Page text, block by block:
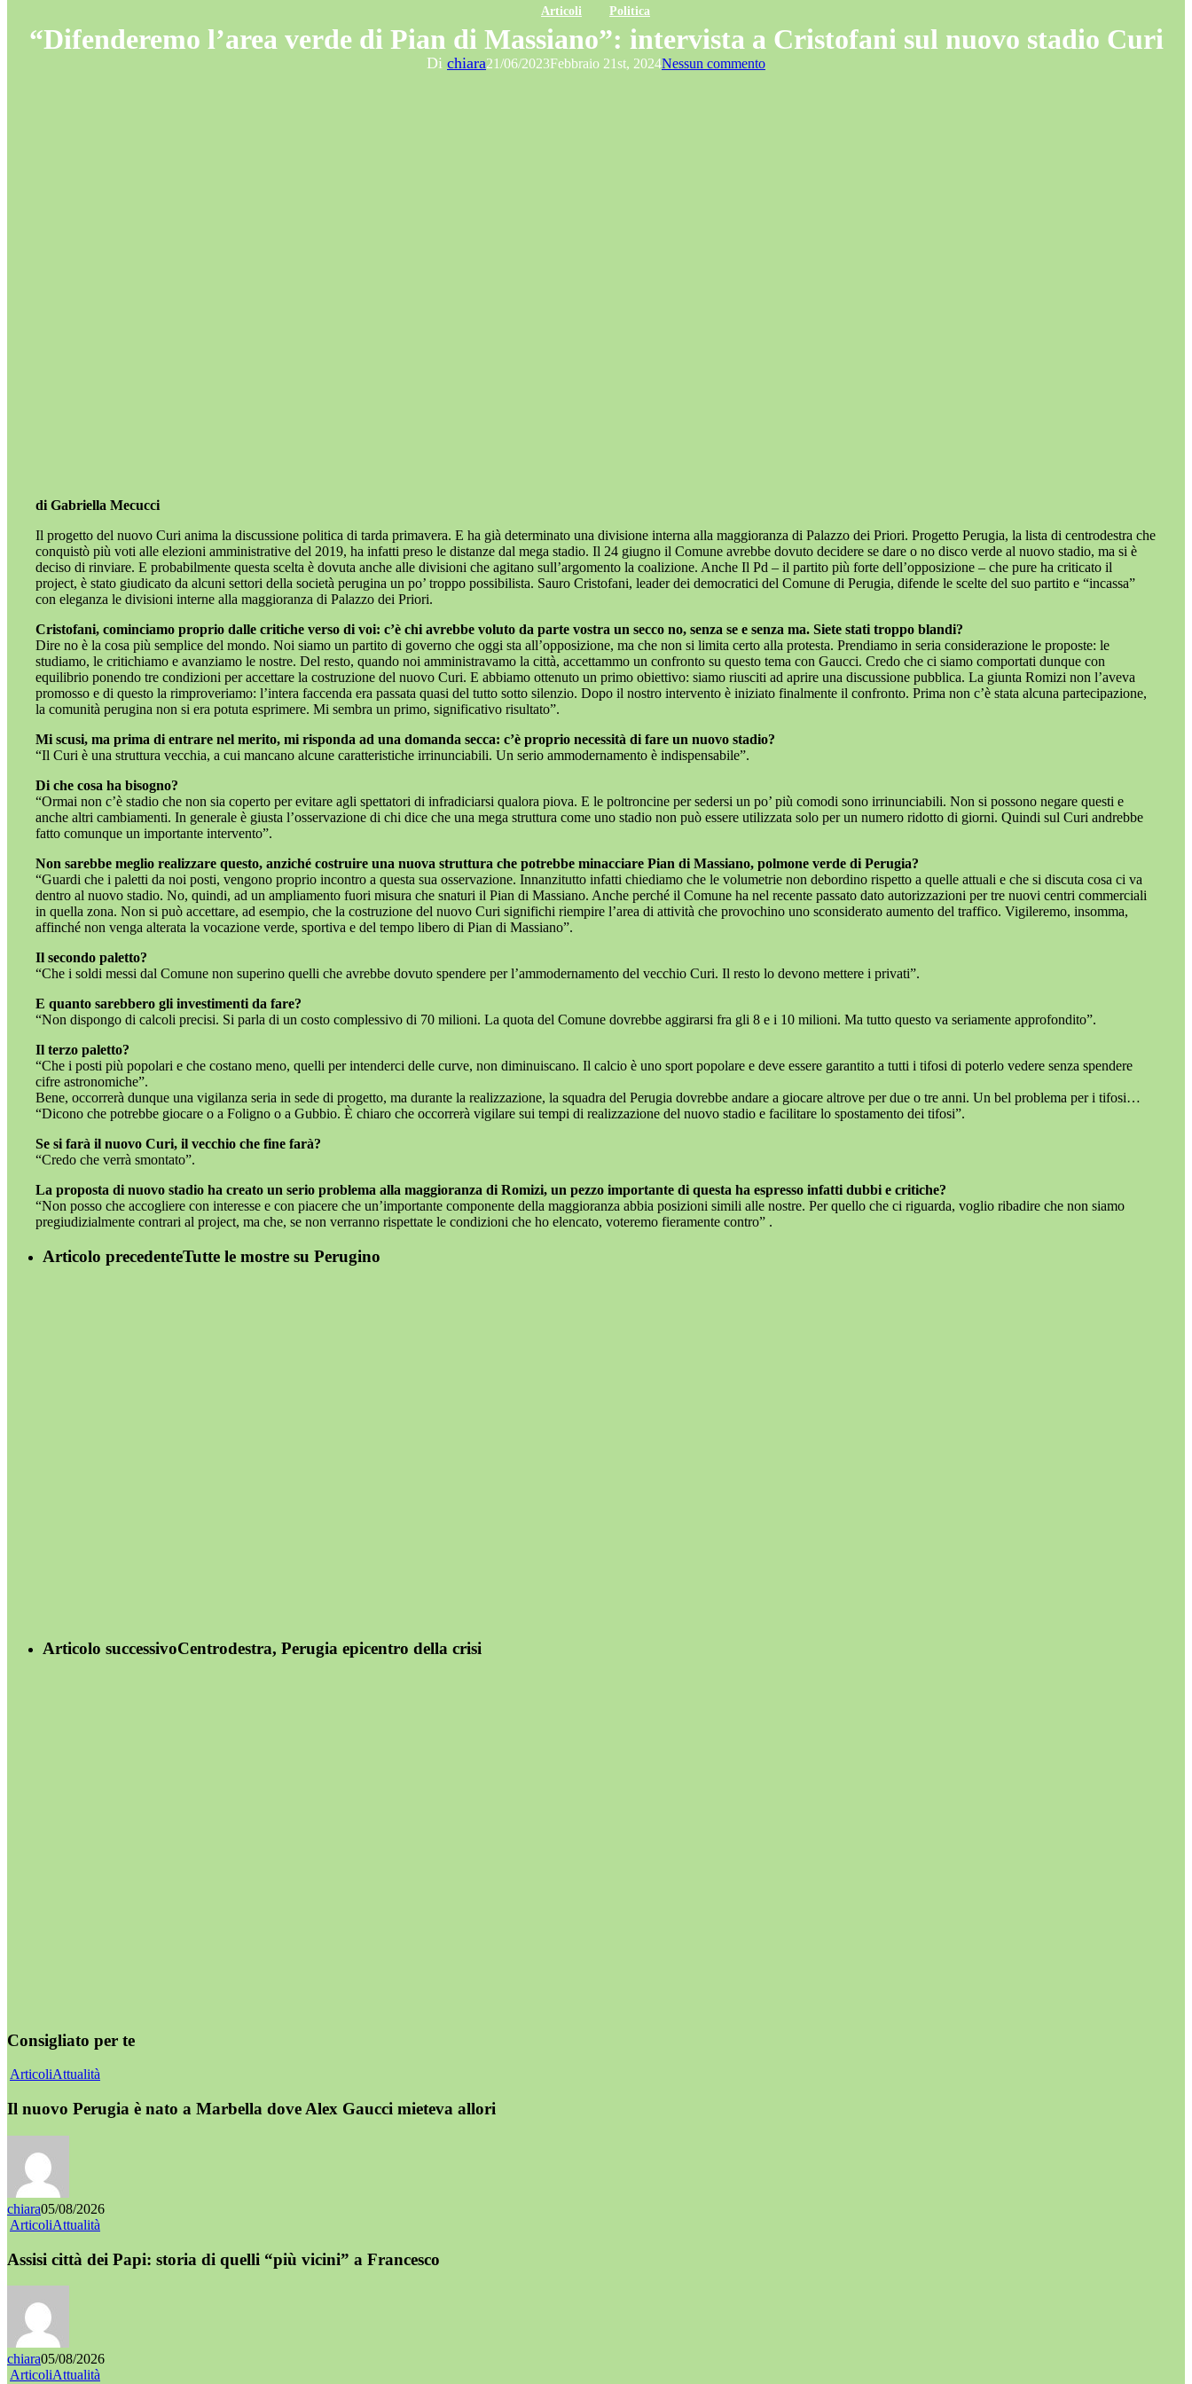
Articoli Politica
“Difenderemo l’area verde di Pian di Massiano”: intervista a Cristofani sul nuovo stadio Curi
Di chiara21/06/2023Febbraio 21st, 2024Nessun commento
di Gabriella Mecucci
Il progetto del nuovo Curi anima la discussione politica di tarda primavera. E ha già determinato una divisione interna alla maggioranza di Palazzo dei Priori. Progetto Perugia, la lista di centrodestra che
conquistò più voti alle elezioni amministrative del 2019, ha infatti preso le distanze dal mega stadio. Il 24 giugno il Comune avrebbe dovuto decidere se dare o no disco verde al nuovo stadio, ma si è
deciso di rinviare. E probabilmente questa scelta è dovuta anche alle divisioni che agitano sull’argomento la coalizione. Anche Il Pd – il partito più forte dell’opposizione – che pure ha criticato il
project, è stato giudicato da alcuni settori della società perugina un po’ troppo possibilista. Sauro Cristofani, leader dei democratici del Comune di Perugia, difende le scelte del suo partito e “incassa”
con eleganza le divisioni interne alla maggioranza di Palazzo dei Priori.
Cristofani, cominciamo proprio dalle critiche verso di voi: c’è chi avrebbe voluto da parte vostra un secco no, senza se e senza ma. Siete stati troppo blandi?
Dire no è la cosa più semplice del mondo. Noi siamo un partito di governo che oggi sta all’opposizione, ma che non si limita certo alla protesta. Prendiamo in seria considerazione le proposte: le
studiamo, le critichiamo e avanziamo le nostre. Del resto, quando noi amministravamo la città, accettammo un confronto su questo tema con Gaucci. Credo che ci siamo comportati dunque con
equilibrio ponendo tre condizioni per accettare la costruzione del nuovo Curi. E abbiamo ottenuto un primo obiettivo: siamo riusciti ad aprire una discussione pubblica. La giunta Romizi non l’aveva
promosso e di questo la rimproveriamo: l’intera faccenda era passata quasi del tutto sotto silenzio. Dopo il nostro intervento è iniziato finalmente il confronto. Prima non c’è stata alcuna partecipazione,
la comunità perugina non si era potuta esprimere. Mi sembra un primo, significativo risultato”.
Mi scusi, ma prima di entrare nel merito, mi risponda ad una domanda secca: c’è proprio necessità di fare un nuovo stadio?
“Il Curi è una struttura vecchia, a cui mancano alcune caratteristiche irrinunciabili. Un serio ammodernamento è indispensabile”.
Di che cosa ha bisogno?
“Ormai non c’è stadio che non sia coperto per evitare agli spettatori di infradiciarsi qualora piova. E le poltroncine per sedersi un po’ più comodi sono irrinunciabili. Non si possono negare questi e
anche altri cambiamenti. In generale è giusta l’osservazione di chi dice che una mega struttura come uno stadio non può essere utilizzata solo per un numero ridotto di giorni. Quindi sul Curi andrebbe
fatto comunque un importante intervento”.
Non sarebbe meglio realizzare questo, anziché costruire una nuova struttura che potrebbe minacciare Pian di Massiano, polmone verde di Perugia?
“Guardi che i paletti da noi posti, vengono proprio incontro a questa sua osservazione. Innanzitutto infatti chiediamo che le volumetrie non debordino rispetto a quelle attuali e che si discuta cosa ci va
dentro al nuovo stadio. No, quindi, ad un ampliamento fuori misura che snaturi il Pian di Massiano. Anche perché il Comune ha nel recente passato dato autorizzazioni per tre nuovi centri commerciali
in quella zona. Non si può accettare, ad esempio, che la costruzione del nuovo Curi significhi riempire l’area di attività che provochino uno sconsiderato aumento del traffico. Vigileremo, insomma,
affinché non venga alterata la vocazione verde, sportiva e del tempo libero di Pian di Massiano”.
Il secondo paletto?
“Che i soldi messi dal Comune non superino quelli che avrebbe dovuto spendere per l’ammodernamento del vecchio Curi. Il resto lo devono mettere i privati”.
E quanto sarebbero gli investimenti da fare?
“Non dispongo di calcoli precisi. Si parla di un costo complessivo di 70 milioni. La quota del Comune dovrebbe aggirarsi fra gli 8 e i 10 milioni. Ma tutto questo va seriamente approfondito”.
Il terzo paletto?
“Che i posti più popolari e che costano meno, quelli per intenderci delle curve, non diminuiscano. Il calcio è uno sport popolare e deve essere garantito a tutti i tifosi di poterlo vedere senza spendere
cifre astronomiche”.
Bene, occorrerà dunque una vigilanza seria in sede di progetto, ma durante la realizzazione, la squadra del Perugia dovrebbe andare a giocare altrove per due o tre anni. Un bel problema per i tifosi…
“Dicono che potrebbe giocare o a Foligno o a Gubbio. È chiaro che occorrerà vigilare sui tempi di realizzazione del nuovo stadio e facilitare lo spostamento dei tifosi”.
Se si farà il nuovo Curi, il vecchio che fine farà?
“Credo che verrà smontato”.
La proposta di nuovo stadio ha creato un serio problema alla maggioranza di Romizi, un pezzo importante di questa ha espresso infatti dubbi e critiche?
“Non posso che accogliere con interesse e con piacere che un’importante componente della maggioranza abbia posizioni simili alle nostre. Per quello che ci riguarda, voglio ribadire che non siamo
pregiudizialmente contrari al project, ma che, se non verranno rispettate le condizioni che ho elencato, voteremo fieramente contro” .
Articolo precedenteTutte le mostre su Perugino
Articolo successivoCentrodestra, Perugia epicentro della crisi
Consigliato per te
ArticoliAttualità
Il nuovo Perugia è nato a Marbella dove Alex Gaucci mieteva allori
chiara05/08/2026
ArticoliAttualità
Assisi città dei Papi: storia di quelli “più vicini” a Francesco
chiara05/08/2026
ArticoliAttualità